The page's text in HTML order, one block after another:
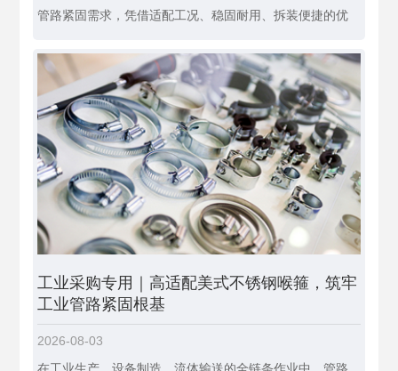
管路紧固需求，凭借适配工况、稳固耐用、拆装便捷的优
工业采购专用｜高适配美式不锈钢喉箍，筑牢
工业管路紧固根基
2026-08-03